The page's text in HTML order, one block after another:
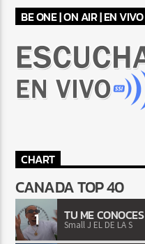
BE ONE | ON AIR | EN VIVO
CHART
CANADA TOP 40
1 TU ME CONOCES
Small J EL DE LA S